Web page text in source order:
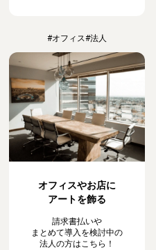
#オフィス#法人
オフィスやお店に
アートを飾る
請求書払いや
まとめて導入を検討中の
法人の方はこちら！